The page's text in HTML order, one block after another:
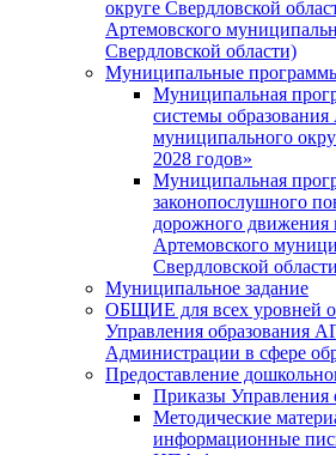
округе Свердловской
Артемовского
Свердловской области)
Муниципальные
Муниципальная
системы образования
муниципального
2028 годов»
Муниципальная
законопослушного
дорожного движения
Артемовского
Свердловской
Муниципальное задание
ОБЩИЕ для всех уровней
Управления образования
Администрации в сфере
Предоставление
Приказы Управления
Методические
информационные